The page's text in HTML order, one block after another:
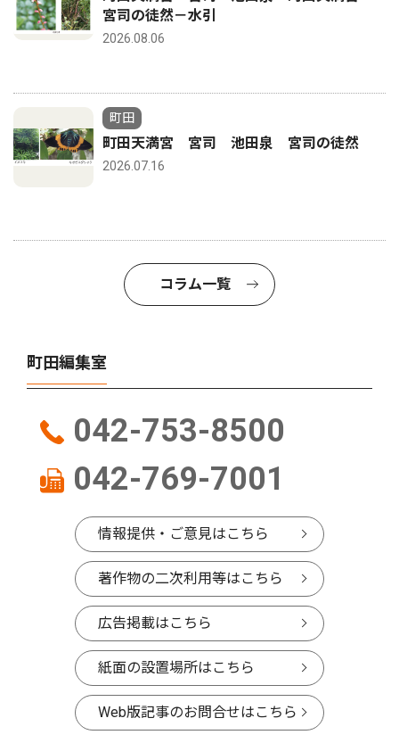
宮司の徒然－水引
2026.08.06
町田
町田天満宮 宮司 池田泉 宮司の徒然
2026.07.16
コラム一覧
町田編集室
042-753-8500
042-769-7001
情報提供・ご意見はこちら
著作物の二次利用等はこちら
広告掲載はこちら
紙面の設置場所はこちら
Web版記事のお問合せはこちら